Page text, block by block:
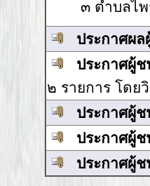
๓ ตำบลไ
ประกาศผล
ประกาศผู้ช
๒ รายการ โดย
ประกาศผู้ช
ประกาศผู้ช
ประกาศผู้ช